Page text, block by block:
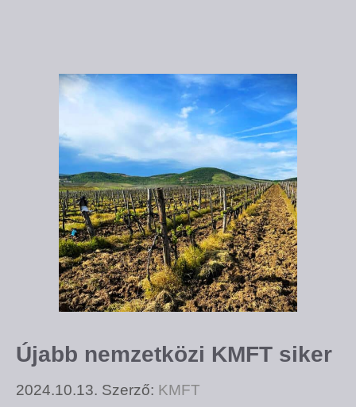
Újabb nemzetközi KMFT siker
2024.10.13. Szerző: KMFT